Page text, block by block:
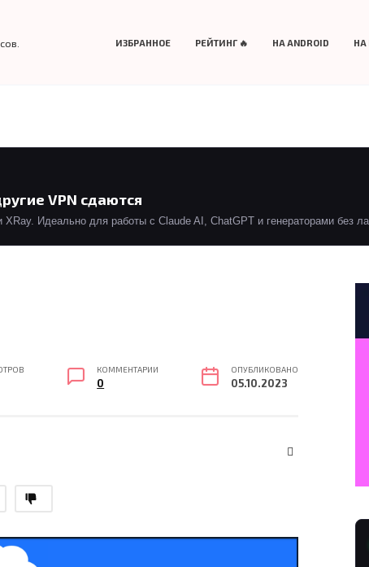
ИЗБРАННОЕ РЕЙТИНГ 🔥 НА ANDROID НА
VPN сдаются
Идеально для работы с Claude AI, ChatGPT и генераторами без
КОММЕНТАРИИ
0
ОПУБЛИКОВАНО
05.10.2023